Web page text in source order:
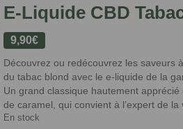
E-Liquide CBD
9,90€
Découvrez ou redécouvrez les saveurs
du tabac blond avec le e-liquide de la
Un grand classique hautement
de caramel, qui convient à l’expert de
En stock